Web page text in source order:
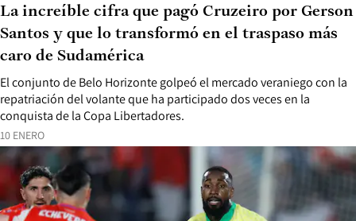
10 ENERO
El conjunto de Belo Horizonte golpeó el mercado veraniego con la
repatriación del volante que ha participado dos veces en la
conquista de la Copa Libertadores.
La increíble cifra que pagó Cruzeiro por Gerson
Santos y que lo transformó en el traspaso más
caro de Sudamérica